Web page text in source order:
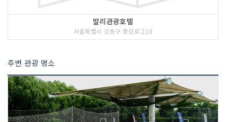
발리관광호텔
서울특별시 강동구 풍성로 210
주변 관광 명소